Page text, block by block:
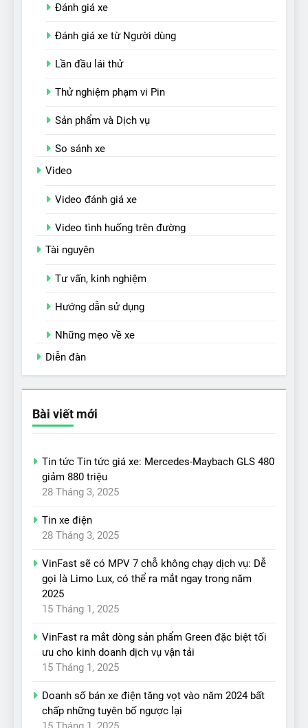
Đánh giá xe
Đánh giá xe từ Người dùng
Lần đầu lái thử
Thử nghiệm phạm vi Pin
Sản phẩm và Dịch vụ
So sánh xe
Video
Video đánh giá xe
Video tình huống trên đường
Tài nguyên
Tư vấn, kinh nghiệm
Hướng dẫn sử dụng
Những mẹo về xe
Diễn đàn
Bài viết mới
Tin tức Tin tức giá xe: Mercedes-Maybach GLS 480
giảm 880 triệu
28 Tháng 3, 2025
Tin xe điện
28 Tháng 3, 2025
VinFast sẽ có MPV 7 chỗ không chạy dịch vụ: Dễ
gọi là Limo Lux, có thể ra mắt ngay trong năm
2025
15 Tháng 1, 2025
VinFast ra mắt dòng sản phẩm Green đặc biệt tối
ưu cho kinh doanh dịch vụ vận tải
15 Tháng 1, 2025
Doanh số bán xe điện tăng vọt vào năm 2024 bất
chấp những tuyên bố ngược lại